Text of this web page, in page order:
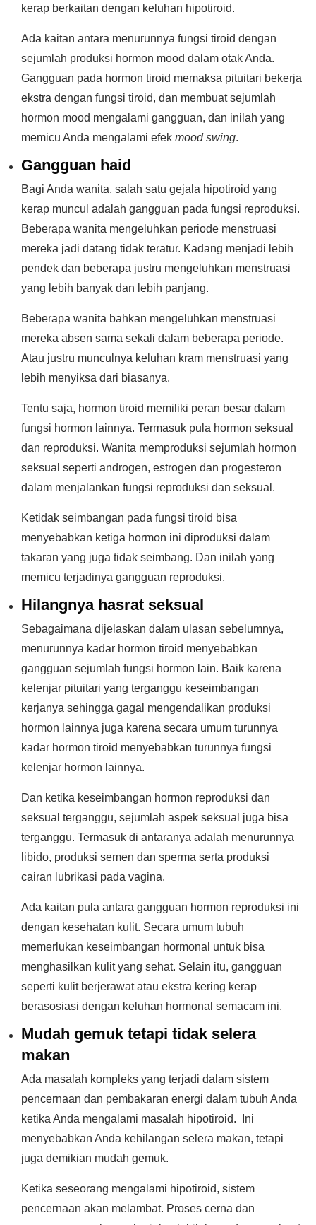
kerap berkaitan dengan keluhan hipotiroid.
Ada kaitan antara menurunnya fungsi tiroid dengan
sejumlah produksi hormon mood dalam otak Anda.
Gangguan pada hormon tiroid memaksa pituitari bekerja
ekstra dengan fungsi tiroid, dan membuat sejumlah
hormon mood mengalami gangguan, dan inilah yang
memicu Anda mengalami efek mood swing.
Gangguan haid
Bagi Anda wanita, salah satu gejala hipotiroid yang
kerap muncul adalah gangguan pada fungsi reproduksi.
Beberapa wanita mengeluhkan periode menstruasi
mereka jadi datang tidak teratur. Kadang menjadi lebih
pendek dan beberapa justru mengeluhkan menstruasi
yang lebih banyak dan lebih panjang.
Beberapa wanita bahkan mengeluhkan menstruasi
mereka absen sama sekali dalam beberapa periode.
Atau justru munculnya keluhan kram menstruasi yang
lebih menyiksa dari biasanya.
Tentu saja, hormon tiroid memiliki peran besar dalam
fungsi hormon lainnya. Termasuk pula hormon seksual
dan reproduksi. Wanita memproduksi sejumlah hormon
seksual seperti androgen, estrogen dan progesteron
dalam menjalankan fungsi reproduksi dan seksual.
Ketidak seimbangan pada fungsi tiroid bisa
menyebabkan ketiga hormon ini diproduksi dalam
takaran yang juga tidak seimbang. Dan inilah yang
memicu terjadinya gangguan reproduksi.
Hilangnya hasrat seksual
Sebagaimana dijelaskan dalam ulasan sebelumnya,
menurunnya kadar hormon tiroid menyebabkan
gangguan sejumlah fungsi hormon lain. Baik karena
kelenjar pituitari yang terganggu keseimbangan
kerjanya sehingga gagal mengendalikan produksi
hormon lainnya juga karena secara umum turunnya
kadar hormon tiroid menyebabkan turunnya fungsi
kelenjar hormon lainnya.
Dan ketika keseimbangan hormon reproduksi dan
seksual terganggu, sejumlah aspek seksual juga bisa
terganggu. Termasuk di antaranya adalah menurunnya
libido, produksi semen dan sperma serta produksi
cairan lubrikasi pada vagina.
Ada kaitan pula antara gangguan hormon reproduksi ini
dengan kesehatan kulit. Secara umum tubuh
memerlukan keseimbangan hormonal untuk bisa
menghasilkan kulit yang sehat. Selain itu, gangguan
seperti kulit berjerawat atau ekstra kering kerap
berasosiasi dengan keluhan hormonal semacam ini.
Mudah gemuk tetapi tidak selera
makan
Ada masalah kompleks yang terjadi dalam sistem
pencernaan dan pembakaran energi dalam tubuh Anda
ketika Anda mengalami masalah hipotiroid. Ini
menyebabkan Anda kehilangan selera makan, tetapi
juga demikian mudah gemuk.
Ketika seseorang mengalami hipotiroid, sistem
pencernaan akan melambat. Proses cerna dan